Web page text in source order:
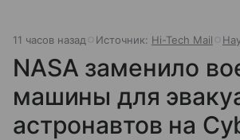
11 часов назад Источник: Hi-Tech Mail
NASA заменило
машины для
астронавтов на